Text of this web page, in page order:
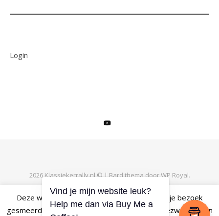
Login
2026 Klassiekerrally.nl © | Bard thema doorWP Royal.
TERUG NAAR BOVEN
Deze website maakt gebruik van cookies om je bezoek
gesmeerd te laten verlopen. Als je daar geen bezwaar tegen
Vind je mijn website leuk?
Help me dan via Buy Me a